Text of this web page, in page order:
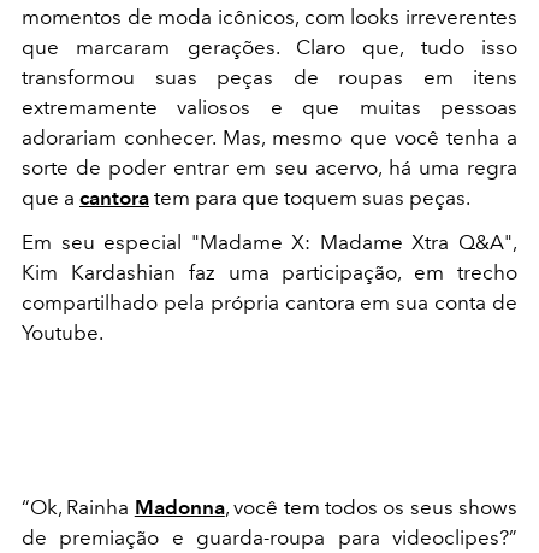
momentos de moda icônicos, com looks irreverentes
que marcaram gerações. Claro que, tudo isso
transformou suas peças de roupas em itens
extremamente valiosos e que muitas pessoas
adorariam conhecer. Mas, mesmo que você tenha a
sorte de poder entrar em seu acervo, há uma regra
que a cantora tem para que toquem suas peças.
Em seu especial "Madame X: Madame Xtra Q&A",
Kim Kardashian faz uma participação, em trecho
compartilhado pela própria cantora em sua conta de
Youtube.
“Ok, Rainha Madonna, você tem todos os seus shows
de premiação e guarda-roupa para videoclipes?”